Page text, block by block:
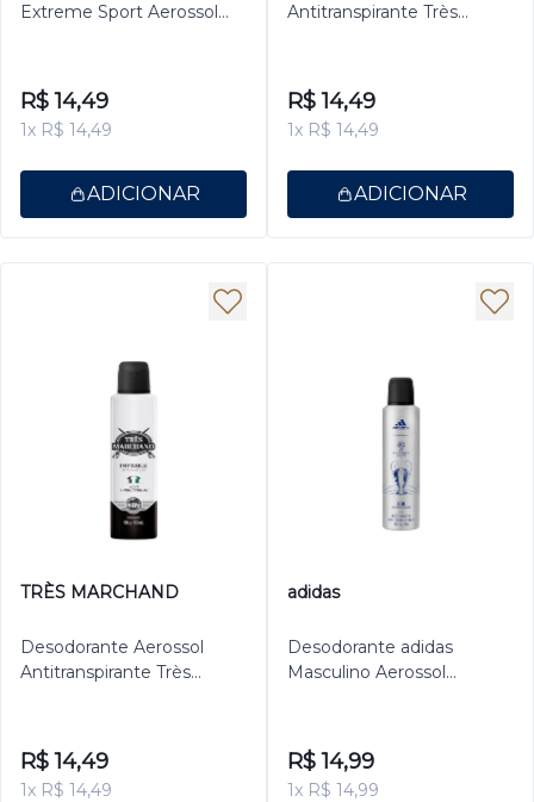
Extreme Sport Aerossol
R$ 14,49
1x R$ 14,49
ADICIONAR
Antitranspirante Très
R$ 14,49
1x R$ 14,49
ADICIONAR
TRÈS MARCHAND
Desodorante Aerossol
Antitranspirante Très
R$ 14,49
1x R$ 14,49
adidas
Desodorante adidas
Masculino Aerossol
R$ 14,99
1x R$ 14,99